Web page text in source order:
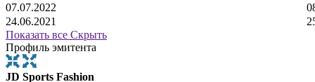
07.07.2022
24.06.2021
Показать все Скрыть
Профиль эмитента
JD Sports Fashion